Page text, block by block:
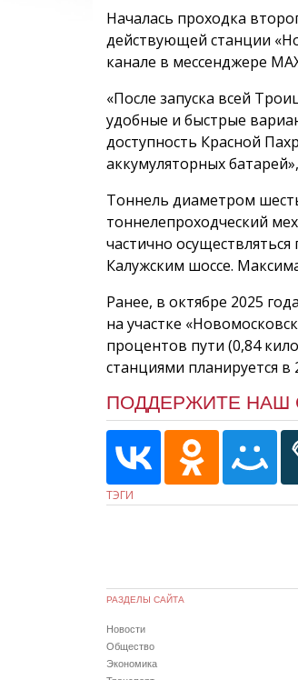
Началась проходка
действующей станции
канале в мессенджере
«После запуска всей
удобные и быстрые
доступность Красной
аккумуляторных
Тоннель диаметром
тоннелепроходческий
частично
Калужским шоссе.
Ранее, в октябре 2025
на участке
процентов пути (0,84
станциями планируется в
ПОДДЕРЖИТЕ НАШ
ТЭГИ
РАЗДЕЛЫ САЙТА
Новости
Общество
Экономика